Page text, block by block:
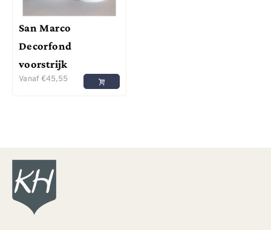
San Marco
Decorfond
voorstrijk
Vanaf €45,55